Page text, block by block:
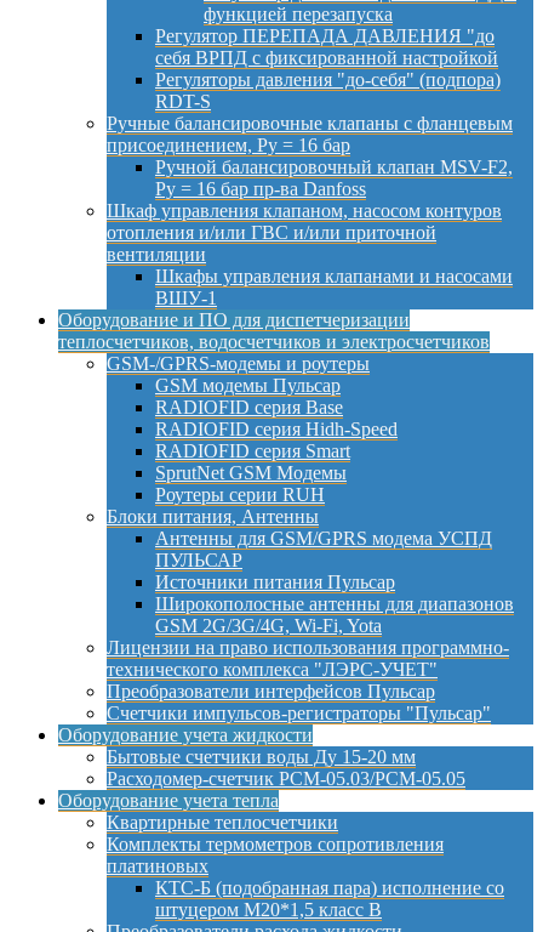
функцией перезапуска
Регулятор ПЕРЕПАДА ДАВЛЕНИЯ "до
себя ВРПД с фиксированной настройкой
Регуляторы давления "до-себя" (подпора)
RDT-S
Ручные балансировочные клапаны с фланцевым
присоединением, Py = 16 бар
Ручной балансировочный клапан MSV-F2,
Py = 16 бар пр-ва Danfoss
Шкаф управления клапаном, насосом контуров
отопления и/или ГВС и/или приточной
вентиляции
Шкафы управления клапанами и насосами
ВШУ-1
Оборудование и ПО для диспетчеризации
теплосчетчиков, водосчетчиков и электросчетчиков
GSM-/GPRS-модемы и роутеры
GSM модемы Пульсар
RADIOFID серия Base
RADIOFID серия Hidh-Speed
RADIOFID серия Smart
SprutNet GSM Модемы
Роутеры серии RUH
Блоки питания, Антенны
Антенны для GSM/GPRS модема УСПД
ПУЛЬСАР
Источники питания Пульсар
Широкополосные антенны для диапазонов
GSM 2G/3G/4G, Wi-Fi, Yota
Лицензии на право использования программно-
технического комплекса "ЛЭРС-УЧЕТ"
Преобразователи интерфейсов Пульсар
Счетчики импульсов-регистраторы "Пульсар"
Оборудование учета жидкости
Бытовые счетчики воды Ду 15-20 мм
Расходомер-счетчик РСМ-05.03/РСМ-05.05
Оборудование учета тепла
Квартирные теплосчетчики
Комплекты термометров сопротивления
платиновых
КТС-Б (подобранная пара) исполнение со
штуцером М20*1,5 класс B